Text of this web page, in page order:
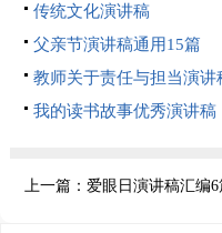
传统文化演讲稿
父亲节演讲稿通用15篇
教师关于责任与担当演讲
我的读书故事优秀演讲稿
上一篇： 爱眼日演讲稿汇编6